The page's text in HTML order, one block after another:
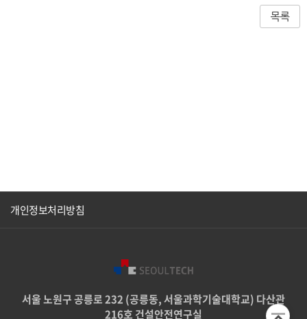
목록
개인정보처리방침
서울 노원구 공릉로 232 (공릉동, 서울과학기술대학교) 다산관
216호 건설안전연구실